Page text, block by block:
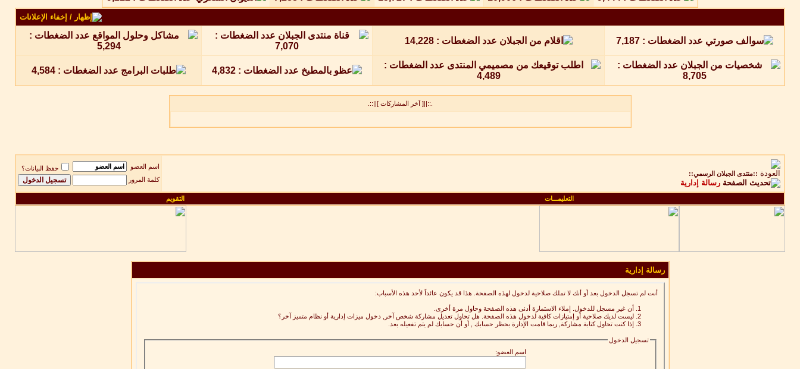
.::||[ آخر المشاركات ]||::.
::منتدى الجبلان الرسمي::
رسالة إدارية
اسم العضو
حفظ البيانات؟
كلمة المرور
التعليمـــات التقويم
رسالة إدارية
أنت لم تسجل الدخول بعد أو أنك لا تملك صلاحية لدخول لهذه الصفحة. هذا قد يكون عائداً لأحد هذه الأسباب:
أن غير مسجل للدخول. إملاء الاستمارة أدنى هذه الصفحة وحاول مرة أخرى.
ليست لديك صلاحية أو إمتيازات كافية لدخول هذه الصفحة. هل تحاول تعديل مشاركة شخص آخر, دخول ميزات إدارية أو نظام متميز آخر؟
إذا كنت تحاول كتابة مشاركة, ربما قامت الإدارة بحظر حسابك , أو أن حسابك لم يتم تفعيله بعد.
تسجيل الدخول
اسم العضو: